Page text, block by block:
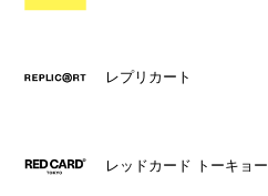
レプリカート
レッドカード トーキョー